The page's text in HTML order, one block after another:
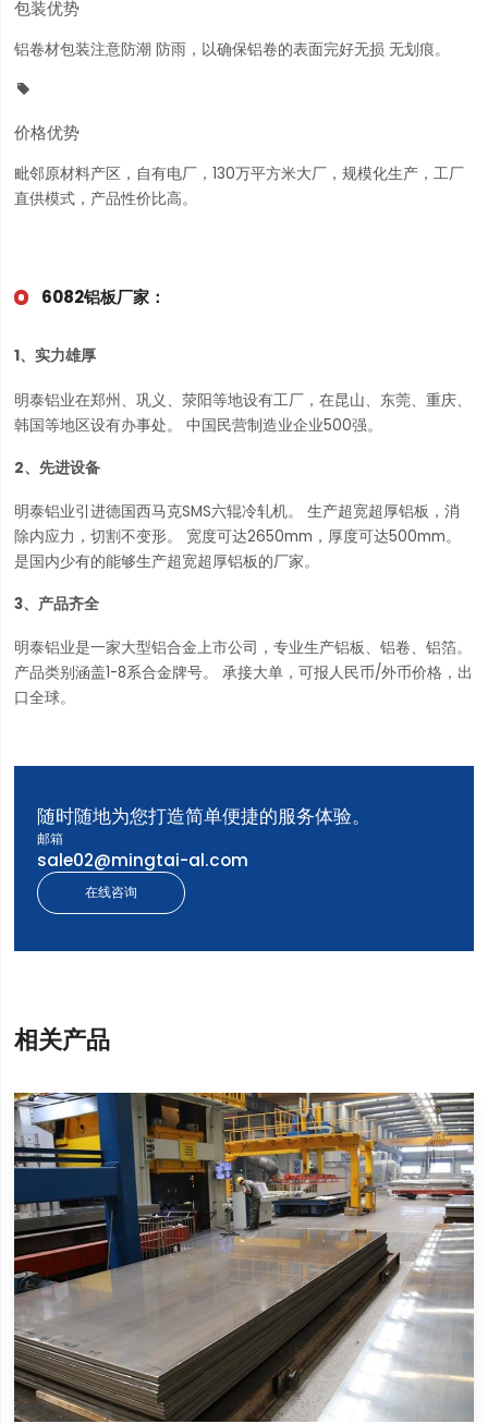
包装优势
铝卷材包装注意防潮 防雨，以确保铝卷的表面完好无损 无划痕。

价格优势
毗邻原材料产区，自有电厂，130万平方米大厂，规模化生产，工厂
直供模式，产品性价比高。
6082铝板厂家：
1、实力雄厚
明泰铝业在郑州、巩义、荥阳等地设有工厂，在昆山、东莞、重庆、
韩国等地区设有办事处。 中国民营制造业企业500强。
2、先进设备
明泰铝业引进德国西马克SMS六辊冷轧机。 生产超宽超厚铝板，消
除内应力，切割不变形。 宽度可达2650mm，厚度可达500mm。
是国内少有的能够生产超宽超厚铝板的厂家。
3、产品齐全
明泰铝业是一家大型铝合金上市公司，专业生产铝板、铝卷、铝箔。
产品类别涵盖1-8系合金牌号。 承接大单，可报人民币/外币价格，出
口全球。
随时随地为您打造简单便捷的服务体验。
在线咨询
邮箱
sale02@mingtai-al.com
相关产品